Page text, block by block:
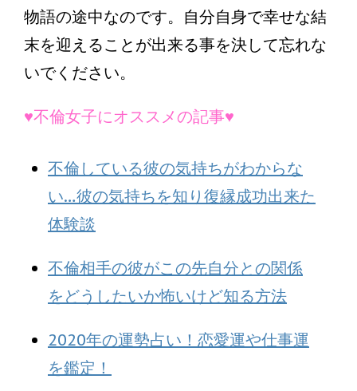
物語の途中なのです。自分自身で幸せな結
末を迎えることが出来る事を決して忘れな
いでください。
♥不倫女子にオススメの記事♥
不倫している彼の気持ちがわからな
い…彼の気持ちを知り復縁成功出来た
体験談
不倫相手の彼がこの先自分との関係
をどうしたいか怖いけど知る方法
2020年の運勢占い！恋愛運や仕事運
を鑑定！